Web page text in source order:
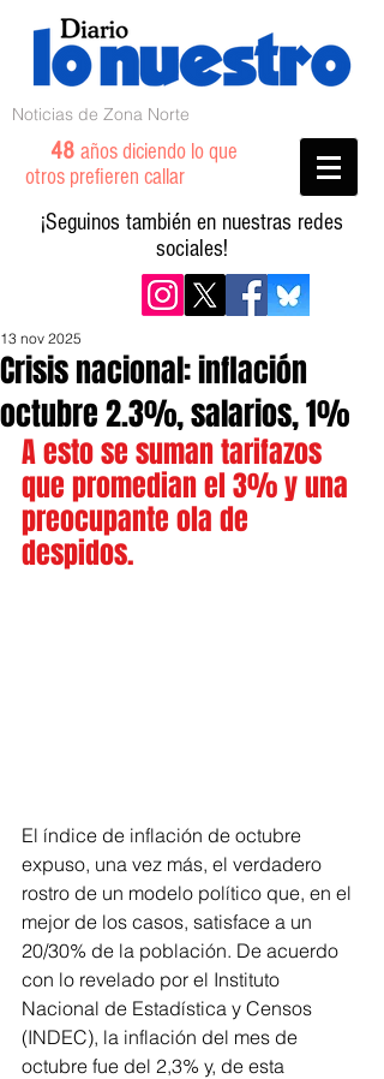
Noticias de Zona Norte
48 años diciendo lo que
otros prefieren callar
¡Seguinos también en nuestras redes
sociales!
Crisis nacional: inflación
octubre 2.3%, salarios, 1%
13 nov 2025
A esto se suman tarifazos
que promedian el 3% y una
preocupante ola de
despidos.
El índice de inflación de octubre
expuso, una vez más, el verdadero
rostro de un modelo político que, en el
mejor de los casos, satisface a un
20/30% de la población. De acuerdo
con lo revelado por el Instituto
Nacional de Estadística y Censos
(INDEC), la inflación del mes de
octubre fue del 2,3% y, de esta